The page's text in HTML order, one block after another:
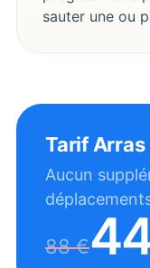
sauter une ou
TarifArras
Aucun
88€